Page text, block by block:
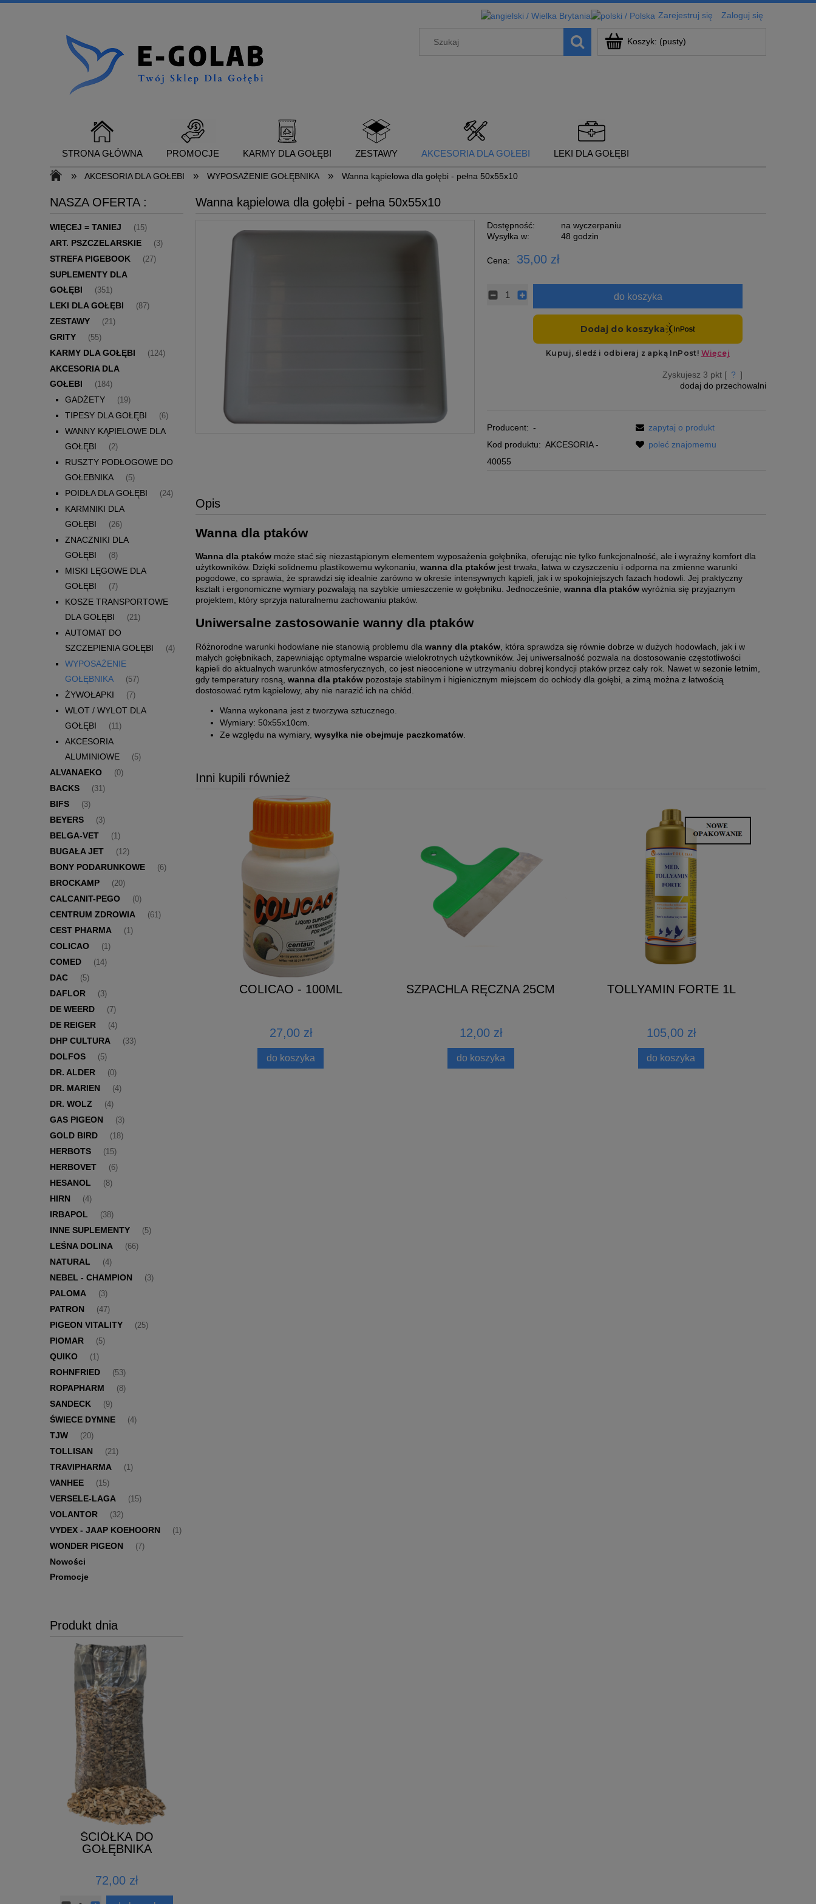
Zarejestruj się Zaloguj się
Koszyk: (pusty)
STRONA GŁÓWNA PROMOCJE KARMY DLA GOŁĘBI ZESTAWY AKCESORIA DLA GOŁEBI LEKI DLA GOŁĘBI
SUPLEMENTY DLA GOŁĘBI KONTAKT
» AKCESORIA DLA GOŁEBI » WYPOSAŻENIE GOŁĘBNIKA » Wanna kąpielowa dla gołębi - pełna 50x55x10
NASZA OFERTA :
WIĘCEJ = TANIEJ (15)
ART. PSZCZELARSKIE (3)
STREFA PIGEBOOK (27)
SUPLEMENTY DLA
GOŁĘBI
(351)
LEKI DLA GOŁĘBI (87)
ZESTAWY (21)
GRITY (55)
KARMY DLA GOŁĘBI (124)
AKCESORIA DLA
GOŁEBI
(184)
GADŻETY (19)
TIPESY DLA GOŁĘBI (6)
WANNY KĄPIELOWE DLA
GOŁĘBI
(2)
RUSZTY PODŁOGOWE DO
GOŁEBNIKA
(5)
POIDŁA DLA GOŁĘBI (24)
KARMNIKI DLA
GOŁĘBI
(26)
ZNACZNIKI DLA
GOŁĘBI
(8)
MISKI LĘGOWE DLA
GOŁĘBI
(7)
KOSZE TRANSPORTOWE
DLA GOŁĘBI
(21)
AUTOMAT DO
SZCZEPIENIA GOŁĘBI
(4)
WYPOSAŻENIE
GOŁĘBNIKA
(57)
ŻYWOŁAPKI (7)
WLOT / WYLOT DLA
GOŁĘBI
(11)
AKCESORIA
ALUMINIOWE
(5)
ALVANAEKO (0)
BACKS (31)
BIFS (3)
BEYERS (3)
BELGA-VET (1)
BUGAŁA JET (12)
BONY PODARUNKOWE (6)
BROCKAMP (20)
CALCANIT-PEGO (0)
CENTRUM ZDROWIA (61)
CEST PHARMA (1)
COLICAO (1)
COMED (14)
DAC (5)
DAFLOR (3)
DE WEERD (7)
DE REIGER (4)
DHP CULTURA (33)
DOLFOS (5)
DR. ALDER (0)
DR. MARIEN (4)
DR. WOLZ (4)
GAS PIGEON (3)
GOLD BIRD (18)
HERBOTS (15)
HERBOVET (6)
HESANOL (8)
HIRN (4)
IRBAPOL (38)
INNE SUPLEMENTY (5)
LEŚNA DOLINA (66)
NATURAL (4)
NEBEL - CHAMPION (3)
PALOMA (3)
PATRON (47)
PIGEON VITALITY (25)
PIOMAR (5)
QUIKO (1)
ROHNFRIED (53)
ROPAPHARM (8)
SANDECK (9)
ŚWIECE DYMNE (4)
TJW (20)
TOLLISAN (21)
TRAVIPHARMA (1)
VANHEE (15)
VERSELE-LAGA (15)
VOLANTOR (32)
VYDEX - JAAP KOEHOORN (1)
WONDER PIGEON (7)
Nowości
Promocje
Produkt dnia
ŚCIÓŁKA DO
GOŁĘBNIKA
72,00 zł
Wanna kąpielowa dla gołębi - pełna 50x55x10
Dostępność:
na wyczerpaniu
Wysyłka w:
48 godzin
Cena: 35,00 zł
do koszyka
Zyskujesz 3 pkt [ ? ]
dodaj do przechowalni
Producent: -
Kod produktu: AKCESORIA -
40055
zapytaj o produkt
poleć znajomemu
Opis
Wanna dla ptaków
Wanna dla ptaków może stać się niezastąpionym elementem wyposażenia gołębnika, oferując nie tylko funkcjonalność, ale i wyraźny komfort dla
użytkowników. Dzięki solidnemu plastikowemu wykonaniu, wanna dla ptaków jest trwała, łatwa w czyszczeniu i odporna na zmienne warunki
pogodowe, co sprawia, że sprawdzi się idealnie zarówno w okresie intensywnych kąpieli, jak i w spokojniejszych fazach hodowli. Jej praktyczny
kształt i ergonomiczne wymiary pozwalają na szybkie umieszczenie w gołębniku. Jednocześnie, wanna dla ptaków wyróżnia się przyjaznym
projektem, który sprzyja naturalnemu zachowaniu ptaków.
Uniwersalne zastosowanie wanny dla ptaków
Różnorodne warunki hodowlane nie stanowią problemu dla wanny dla ptaków , która sprawdza się równie dobrze w dużych hodowlach, jak i w
małych gołębnikach, zapewniając optymalne wsparcie wielokrotnych użytkowników. Jej uniwersalność pozwala na dostosowanie częstotliwości
kąpieli do aktualnych warunków atmosferycznych, co jest nieocenione w utrzymaniu dobrej kondycji ptaków przez cały rok. Nawet w sezonie letnim,
gdy temperatury rosną, wanna dla ptaków pozostaje stabilnym i higienicznym miejscem do ochłody dla gołębi, a zimą można z łatwością
dostosować rytm kąpielowy, aby nie narazić ich na chłód.
Wanna wykonana jest z tworzywa sztucznego.
Wymiary: 50x55x10cm.
Ze względu na wymiary, wysyłka nie obejmuje paczkomatów
Inni kupili również
PROBAC 1000 - 500G
120,00 zł
do koszyka
COLICAO - 100ML
27,00 zł
do koszyka
SZPACHLA RĘCZNA 25CM
12,00 zł
do koszyka
TOLLYAMIN FORTE 1L
105,00 zł
do koszyka